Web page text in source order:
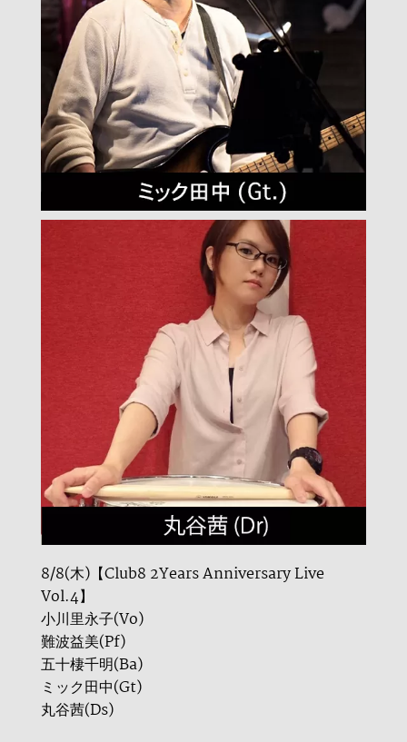
8/8(木)【Club8 2Years Anniversary Live
Vol.4】
小川里永子(Vo)
難波益美(Pf)
五十棲千明(Ba)
ミック田中(Gt)
丸谷茜(Ds)